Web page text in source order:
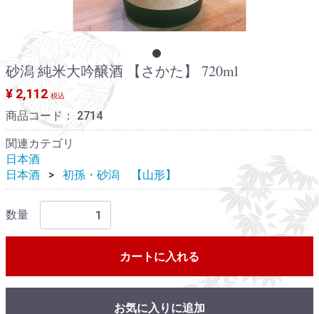
砂潟 純米大吟醸酒 【さかた】 720ml
¥ 2,112 税込
商品コード： 2714
関連カテゴリ
日本酒
日本酒
初孫・砂潟 【山形】
数量
カートに入れる
お気に入りに追加